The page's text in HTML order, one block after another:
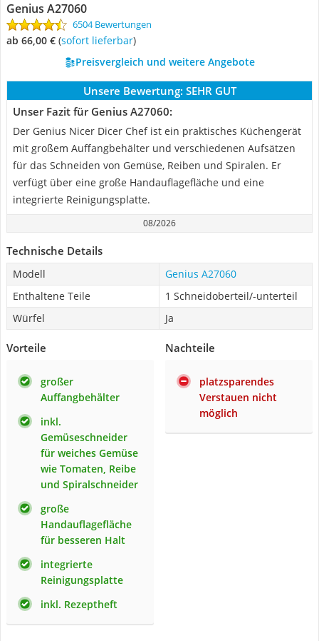
Genius A27060
6504 Bewertungen
ab 66,00 € ( Sofort lieferbar)
Preisvergleich und weitere Angebote
Unsere Bewertung: SEHR GUT
Unser Fazit für Genius A27060:
Der Genius Nicer Dicer Chef ist ein praktisches Küchengerät
mit großem Auffangbehälter und verschiedenen Aufsätzen
für das Schneiden von Gemüse, Reiben und Spiralen. Er
verfügt über eine große Handauflagefläche und eine
integrierte Reinigungsplatte.
08/2026
Technische Details
Modell
Genius A27060
Enthaltene Teile
1 Schneidoberteil/-unterteil
Würfel
Ja
Vorteile
großer
Auffangbehälter
inkl.
Gemüseschneider
für weiches Gemüse
wie Tomaten, Reibe
und Spiralschneider
große
Handauflagefläche
für besseren Halt
integrierte
Reinigungsplatte
inkl. Rezeptheft
Nachteile
platzsparendes
Verstauen nicht
möglich